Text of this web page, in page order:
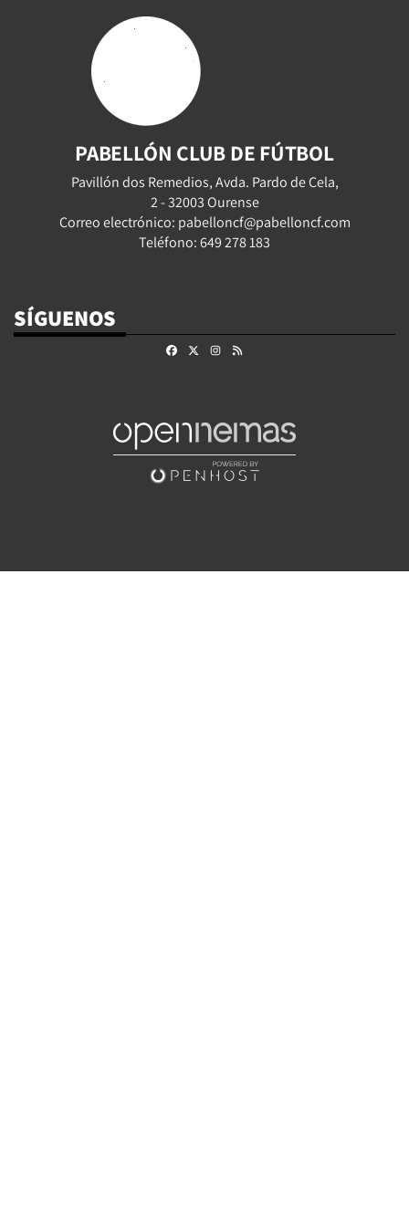
PABELLÓN CLUB DE FÚTBOL
Pavillón dos Remedios, Avda. Pardo de Cela,
2 - 32003 Ourense
Correo electrónico: pabelloncf@pabelloncf.com
Teléfono: 649 278 183
SÍGUENOS
FacebookInstagram